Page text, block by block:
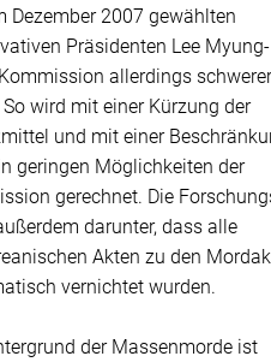
Dezember 2007 gewählten
Präsidenten Lee
allerdings
So wird mit einer Kürzung der
und mit einer
geringen Möglichkeiten der
gerechnet. Die
darunter, dass alle
Akten zu den
vernichtet wurden.
der Massenmorde ist